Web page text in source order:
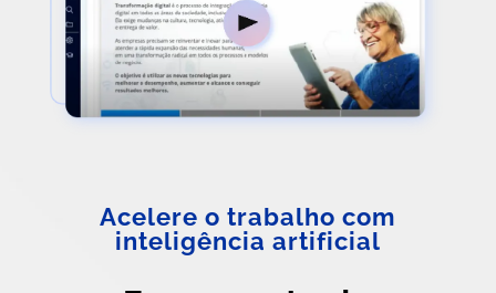
Acelere o trabalho com
inteligência artificial